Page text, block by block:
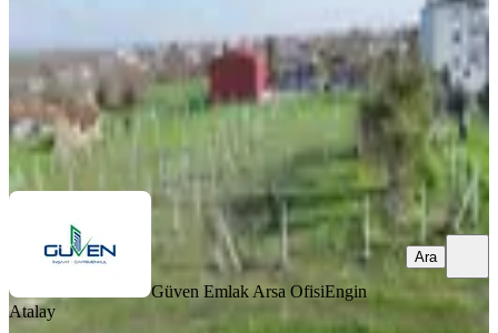
Güven Emlak Arsa OfisiEngin Atalay
Güven Emlak Arsa OfisiEngin
Atalay
Ara